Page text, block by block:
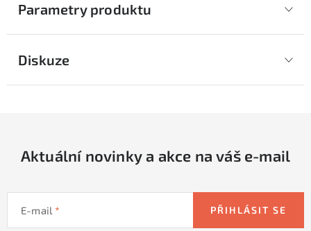
Parametry produktu
Diskuze
Aktuální novinky a akce na váš e-mail
E-mail PŘIHLÁSIT SE